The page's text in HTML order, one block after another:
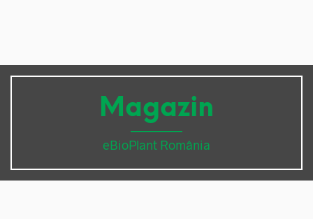
Magazin
eBioPlant România